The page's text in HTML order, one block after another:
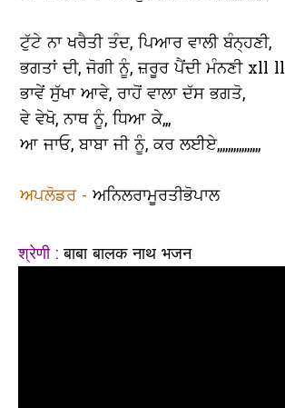
ਟੁੱਟੇ ਨਾ ਖਰੈਤੀ ਤੰਦ, ਪਿਆਰ ਵਾਲੀ ਬੰਨ੍ਹਣੀ,
ਭਗਤਾਂ ਦੀ, ਜੋਗੀ ਨੂੰ, ਜ਼ਰੂਰ ਪੈਂਦੀ ਮੰਨਣੀ xll ll
ਭਾਵੇਂ ਸੁੱਖਾ ਆਵੇ, ਰਾਹੋਂ ਵਾਲਾ ਦੱਸ ਭਗਤੋ,
ਵੇ ਵੇਖੋ, ਨਾਥ ਨੂੰ, ਧਿਆ ਕੇ,,,
ਆ ਜਾਓ, ਬਾਬਾ ਜੀ ਨੂੰ, ਕਰ ਲਈਏ,,,,,,,,,,,,,,,,
ਅਪਲੋਡਰ - ਅਨਿਲਰਾਮੂਰਤੀਭੋਪਾਲ
श्रेणी :बाबा बालक नाथ भजन